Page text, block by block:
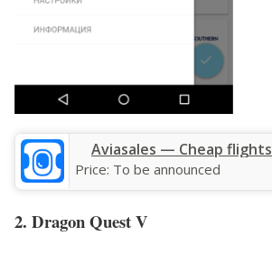
Aviasales — Сheap flights
Price: To be announced
2. Dragon Quest V